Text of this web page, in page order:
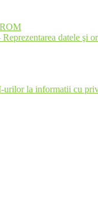
datele şi
la informatii cu